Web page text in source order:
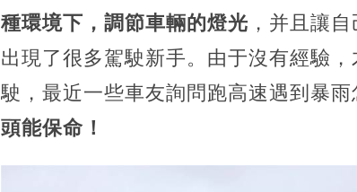
種環境下，調節車輛的燈光 ，并且讓自
出現了很多駕駛新手。由于沒有經驗
駛，最近一些車友詢問跑高速遇到暴雨
頭能保命！